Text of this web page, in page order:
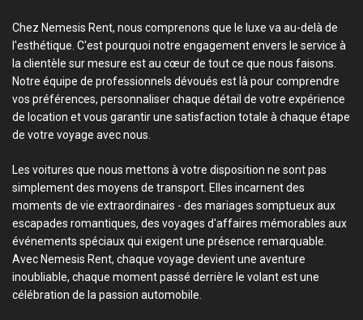
Chez Nemesis Rent, nous comprenons que le luxe va au-delà de
l'esthétique. C'est pourquoi notre engagement envers le service à
la clientèle sur mesure est au cœur de tout ce que nous faisons.
Notre équipe de professionnels dévoués est là pour comprendre
vos préférences, personnaliser chaque détail de votre expérience
de location et vous garantir une satisfaction totale à chaque étape
de votre voyage avec nous.
Les voitures que nous mettons à votre disposition ne sont pas
simplement des moyens de transport. Elles incarnent des
moments de vie extraordinaires - des mariages somptueux aux
escapades romantiques, des voyages d'affaires mémorables aux
événements spéciaux qui exigent une présence remarquable.
Avec Nemesis Rent, chaque voyage devient une aventure
inoubliable, chaque moment passé derrière le volant est une
célébration de la passion automobile.